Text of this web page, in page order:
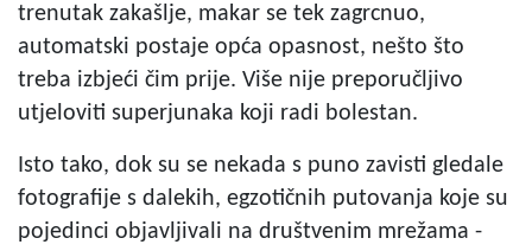
trenutak zakašlje, makar se tek zagrcnuo,
automatski postaje opća opasnost, nešto što
treba izbjeći čim prije. Više nije preporučljivo
utjeloviti superjunaka koji radi bolestan.
Isto tako, dok su se nekada s puno zavisti gledale
fotografije s dalekih, egzotičnih putovanja koje su
pojedinci objavljivali na društvenim mrežama -